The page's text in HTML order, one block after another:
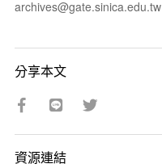
archives@gate.sinica.edu.tw
分享本文
資源連結